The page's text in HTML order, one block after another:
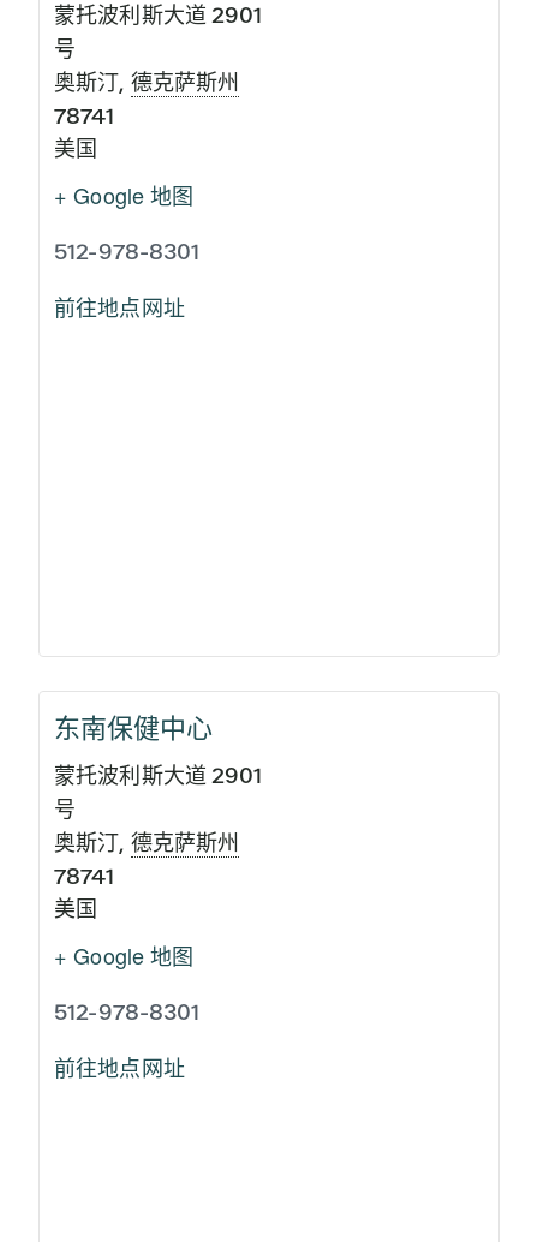
蒙托波利斯大道 2901
号
奥斯汀, 德克萨斯州
78741
美国
+ Google 地图
512-978-8301
前往地点网址
东南保健中心
蒙托波利斯大道 2901
号
奥斯汀, 德克萨斯州
78741
美国
+ Google 地图
512-978-8301
前往地点网址